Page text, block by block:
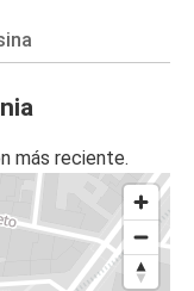
más reciente.